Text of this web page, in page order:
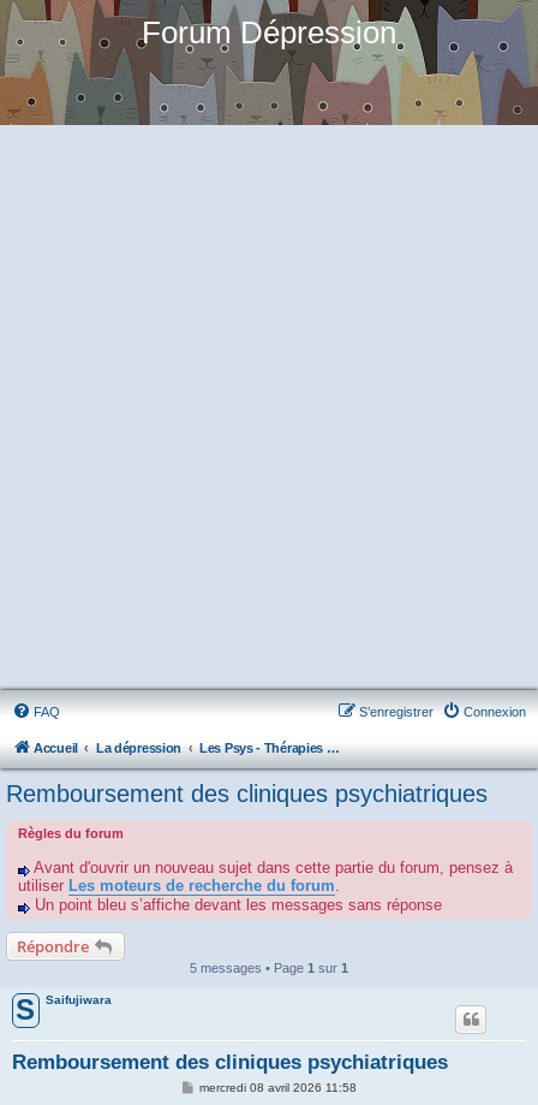
Forum Dépression
FAQ Connexion
S’enregistrer
Accueil La dépression Les Psys - Thérapies - Cliniques - Hôpitaux - Associations
Remboursement des cliniques psychiatriques
Règles du forum
Avant d'ouvrir un nouveau sujet dans cette partie du forum, pensez à
utiliser Les moteurs de recherche du forum.
Un point bleu s’affiche devant les messages sans réponse
Répondre
5 messages • Page 1 sur 1
S Saifujiwara
Remboursement des cliniques psychiatriques
Mmercredi 08 avril 2026 11:58